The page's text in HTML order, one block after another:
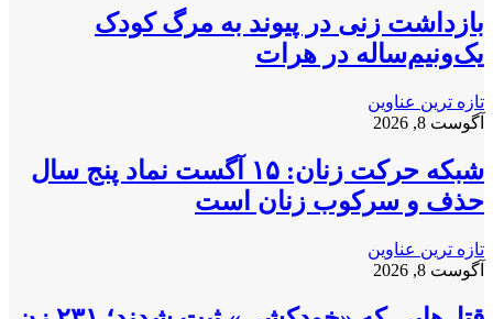
بازداشت زنی در پیوند به مرگ کودک
یک‌ونیم‌ساله در هرات
تازه ترین عناوین
آگوست 8, 2026
شبکه حرکت زنان: ۱۵ آگست نماد پنج سال
حذف و سرکوب زنان است
تازه ترین عناوین
آگوست 8, 2026